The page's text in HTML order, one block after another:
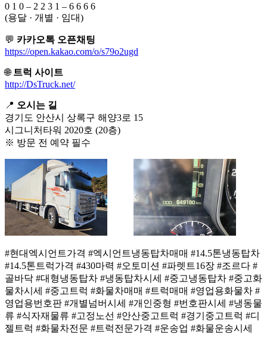
0 1 0 – 2 2 3 1 – 6 6 6 6
(용달 · 개별 · 임대)
💬 카카오톡 오픈채팅
https://open.kakao.com/o/s79o2ugd
🌐트럭 사이트
http://DsTruck.net/
📍 오시는 길
경기도 안산시 상록구 해양3로 15
시그니처타워 2020호 (20층)
※ 방문 전 예약 필수
#현대엑시언트가격 #엑시언트냉동탑차매매 #14.5톤냉동탑차
#14.5톤트럭가격 #430마력 #오토미션 #파렛트16장 #조르다 #
골바닥 #대형냉동탑차 #냉동탑차시세 #중고냉동탑차 #중고화
물차시세 #중고트럭 #화물차매매 #트럭매매 #영업용화물차 #
영업용번호판 #개별넘버시세 #개인중형 #번호판시세 #냉동물
류 #식자재물류 #고정노선 #안산중고트럭 #경기중고트럭 #디
젤트럭 #화물차전문 #트럭전문가격 #운송업 #화물운송시세